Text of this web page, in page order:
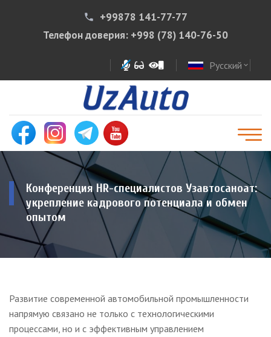
phone
+99878 141-77-77
Телефон доверия: +998 (78) 140-76-50
Русский expand_more
Конференция HR-специалистов Узавтосаноат:
укрепление кадрового потенциала и обмен
опытом
Развитие современной автомобильной промышленности
напрямую связано не только с технологическими
процессами, но и с эффективным управлением